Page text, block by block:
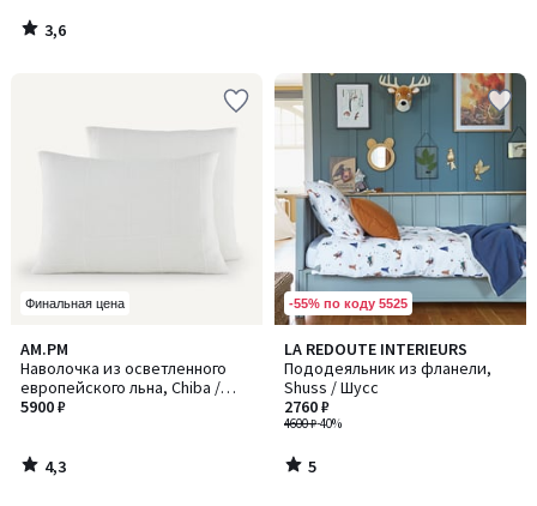
3,6
/
Финальная цена
AM.PM
Наволочка из осветленного
европейского льна, Chiba /
Шиба
5900 ₽
4,3
/ 5
4,3
/
-55% по коду 5525
LA REDOUTE INTERIEURS
Пододеяльник из фланели,
Shuss / Шусс
4600 ₽-40%
2760 ₽
5
/
5
5
/